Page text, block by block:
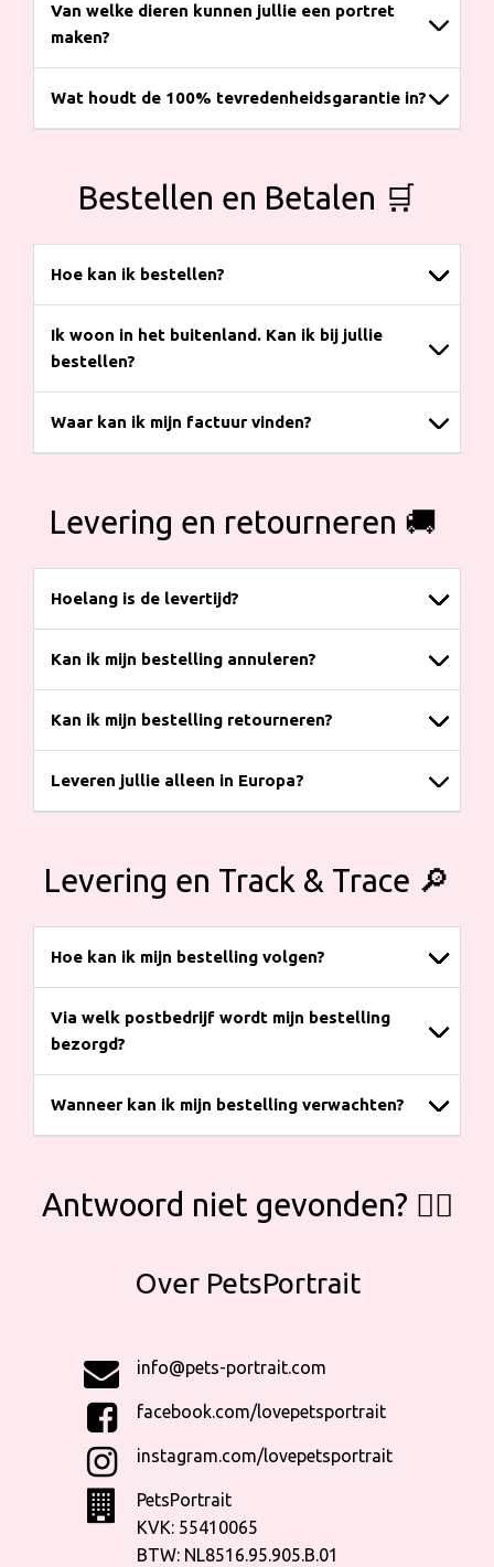
Van welke dieren kunnen jullie een portret
maken?
Wat houdt de 100% tevredenheidsgarantie in?
Bestellen en Betalen 🛒
Hoe kan ik bestellen?
Ik woon in het buitenland. Kan ik bij jullie
bestellen?
Waar kan ik mijn factuur vinden?
Levering en retourneren 🚚
Hoelang is de levertijd?
Kan ik mijn bestelling annuleren?
Kan ik mijn bestelling retourneren?
Leveren jullie alleen in Europa?
Levering en Track & Trace 🔎
Hoe kan ik mijn bestelling volgen?
Via welk postbedrijf wordt mijn bestelling
bezorgd?
Wanneer kan ik mijn bestelling verwachten?
Antwoord niet gevonden? 👇🏼
Over PetsPortrait
info@pets-portrait.com
facebook.com/lovepetsportrait
instagram.com/lovepetsportrait
PetsPortrait
KVK: 55410065
BTW: NL8516.95.905.B.01